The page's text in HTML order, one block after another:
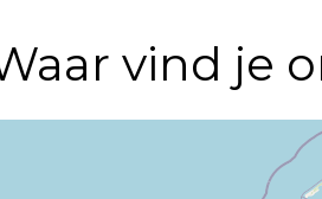
vind je